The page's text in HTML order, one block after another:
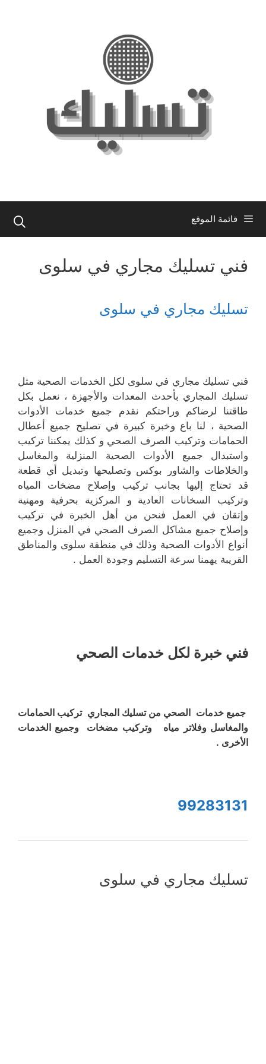
قائمة الموقع
فني تسليك مجاري في سلوى
تسليك مجاري في سلوى
فني تسليك مجاري في سلوى لكل الخدمات الصحية مثل
تسليك المجاري بأحدث المعدات والأجهزة ، نعمل بكل
طاقتنا لرضاكم وراحتكم نقدم جميع خدمات الأدوات
الصحية ، لنا باع وخبرة كبيرة في تصليح جميع أعطال
الحمامات وتركيب الصرف الصحي و كذلك يمكننا تركيب
واستبدال جميع الأدوات الصحية المنزلية والمغاسل
والخلاطات والشاور بوكس وتصليحها وتبديل أي قطعة
قد تحتاج إليها بجانب تركيب وإصلاح مضخات المياه
وتركيب السخانات العادية و المركزية بحرفية ومهنية
وإتقان في العمل فنحن من أهل الخبرة في تركيب
وإصلاح جميع مشاكل الصرف الصحي في المنزل وجميع
أنواع الأدوات الصحية وذلك في منطقة سلوى والمناطق
القريبة يهمنا سرعة التسليم وجودة العمل .
فني خبرة لكل خدمات الصحي
جميع خدمات الصحي من تسليك المجاري تركيب الحمامات
والمغاسل وفلاتر مياه وتركيب مضخات وجميع الخدمات
الأخرى .
99283131
تسليك مجاري في سلوى